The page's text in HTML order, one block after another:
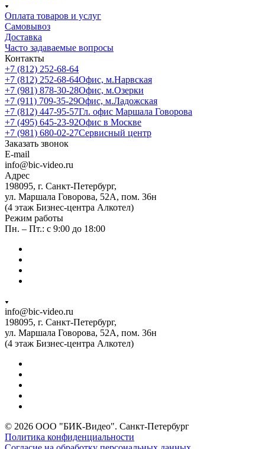
Оплата товаров и услуг
Самовывоз
Доставка
Часто задаваемые вопросы
Контакты
+7 (812) 252-68-64
+7 (812) 252-68-64Офис, м.Нарвская
+7 (981) 878-30-28Офис, м.Озерки
+7 (911) 709-35-29Офис, м.Ладожская
+7 (812) 447-95-57Гл. офис Маршала Говорова
+7 (495) 645-23-92Офис в Москве
+7 (981) 680-02-27Сервисный центр
Заказать звонок
E-mail
info@bic-video.ru
Адрес
198095, г. Санкт-Петербург,
ул. Маршала Говорова, 52А, пом. 36н
(4 этаж Бизнес-центра Алкотел)
Режим работы
Пн. – Пт.: с 9:00 до 18:00
info@bic-video.ru
198095, г. Санкт-Петербург,
ул. Маршала Говорова, 52А, пом. 36н
(4 этаж Бизнес-центра Алкотел)
© 2026 ООО "БИК-Видео". Санкт-Петербург
Политика конфиденциальности